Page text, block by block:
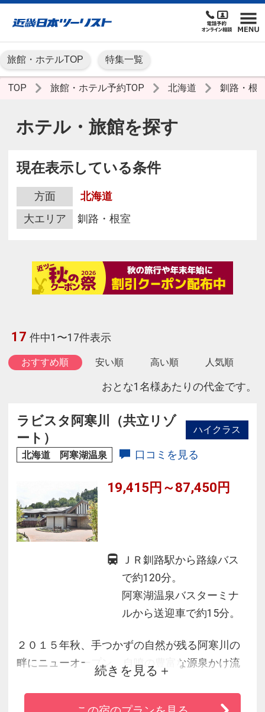
旅館・ホテルTOP 特集一覧
TOP 旅館・ホテル予約TOP 北海道 釧路・根
ホテル・旅館を探す
現在表示している条件
方面
北海道
大エリア
釧路・根室
17 件中1〜17件表示
おすすめ順 安い順 高い順 人気順
おとな1名様あたりの代金です。
ラビスタ阿寒川（共立リゾ
ート）
ハイクラス
北海道 阿寒湖温泉 口コミを見る
19,415円～87,450円
ＪＲ釧路駅から路線バス
で約120分。
阿寒湖温泉バスターミナ
ルから送迎車で約15分。
２０１５年秋、手つかずの自然が残る阿寒川の
畔にニューオープン。自噴の豊富な源泉かけ流
しで湯浴みを愉しみ、夕食は北の大地の恵みを
ふんだんに盛り込んだ会席料理を堪能。
続きを見る